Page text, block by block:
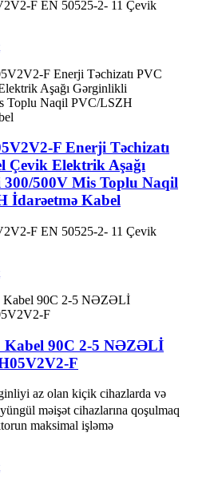
F EN 50525-2- 11 Çevik
F Enerji Təchizatı
Çevik Elektrik Aşağı
500V Mis Toplu Naqil
İdarəetmə Kabel
F EN 50525-2- 11 Çevik
Kabel 90C 2-5 NƏZƏLİ
F
az olan kiçik cihazlarda və
məişət cihazlarına qoşulmaq
maksimal işləmə